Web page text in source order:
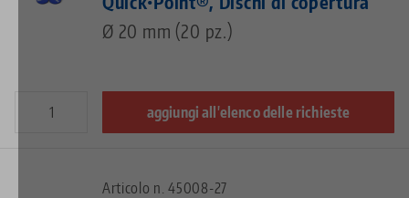
Ø 20 mm (20 pz.)
aggiungi all'elenco delle richieste
Articolo n. 45008-27